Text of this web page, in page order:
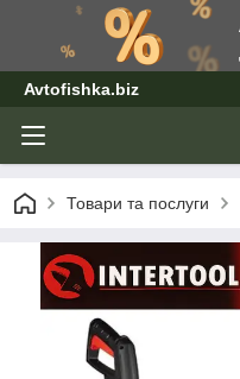
Avtofishka.biz
Товари та послуги